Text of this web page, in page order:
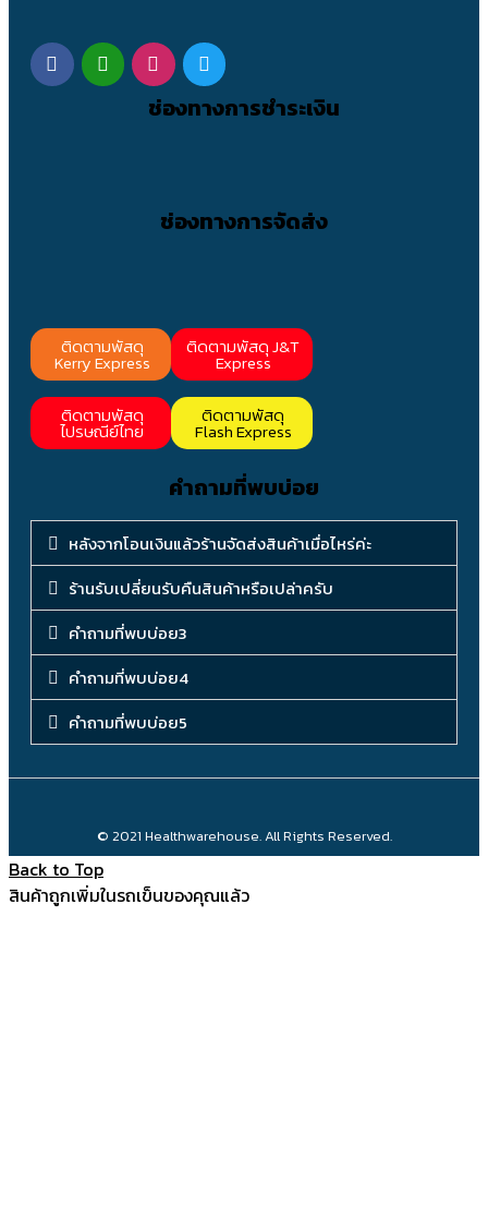
ช่องทางการชำระเงิน
ช่องทางการจัดส่ง
ติดตามพัสดุ
Kerry Express
ติดตามพัสดุ J&T
Express
ติดตามพัสดุ
ไปรษณีย์ไทย
ติดตามพัสดุ
Flash Express
คำถามที่พบบ่อย
หลังจากโอนเงินแล้วร้านจัดส่งสินค้าเมื่อไหร่ค่ะ
ร้านรับเปลี่ยนรับคืนสินค้าหรือเปล่าครับ
คำถามที่พบบ่อย3
คำถามที่พบบ่อย4
คำถามที่พบบ่อย5
© 2021 Healthwarehouse. All Rights Reserved.
Back to Top
สินค้าถูกเพิ่มในรถเข็นของคุณแล้ว